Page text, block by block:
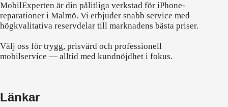
MobilExperten är din pålitliga verkstad för iPhone-
reparationer i Malmö. Vi erbjuder snabb service med
högkvalitativa reservdelar till marknadens bästa priser.
Välj oss för trygg, prisvärd och professionell
mobilservice — alltid med kundnöjdhet i fokus.
Länkar